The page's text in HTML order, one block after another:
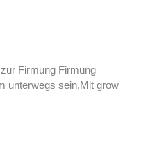
Firmung Firmung
unterwegs sein.Mit grow